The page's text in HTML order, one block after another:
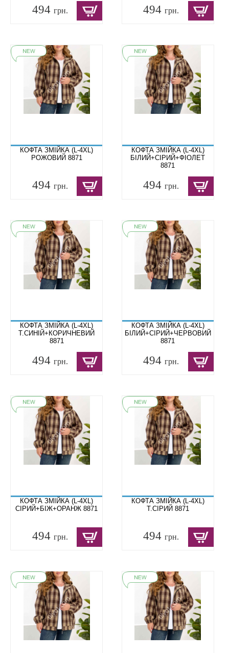
494 грн. 494грн.
КОФТА ЗМІЙКА (L-4XL)
РОЖОВИЙ 8871
494 грн.
КОФТА ЗМІЙКА (L-4XL)
БІЛИЙ+СІРИЙ+ФІОЛЕТ
8871
494грн.
КОФТА ЗМІЙКА (L-4XL)
Т.СИНІЙ+КОРИЧНЕВИЙ
8871
494 грн.
КОФТА ЗМІЙКА (L-4XL)
БІЛИЙ+СІРИЙ+ЧЕРВОВИЙ
8871
494грн.
КОФТА ЗМІЙКА (L-4XL)
СІРИЙ+БІЖ+ОРАНЖ 8871
494 грн.
КОФТА ЗМІЙКА (L-4XL)
Т.СІРИЙ 8871
494грн.